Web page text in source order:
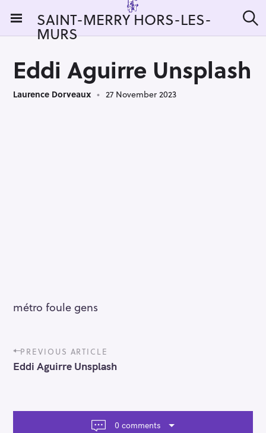
i
SAINT-MERRY HORS-LES-
MURS e
Eddi Aguirre Unsplash
Laurence Dorveaux 27 November 2023
métro foule gens
P
o
s
a
PREVIOUS ARTICLE
Eddi Aguirre Unsplash
0 comments